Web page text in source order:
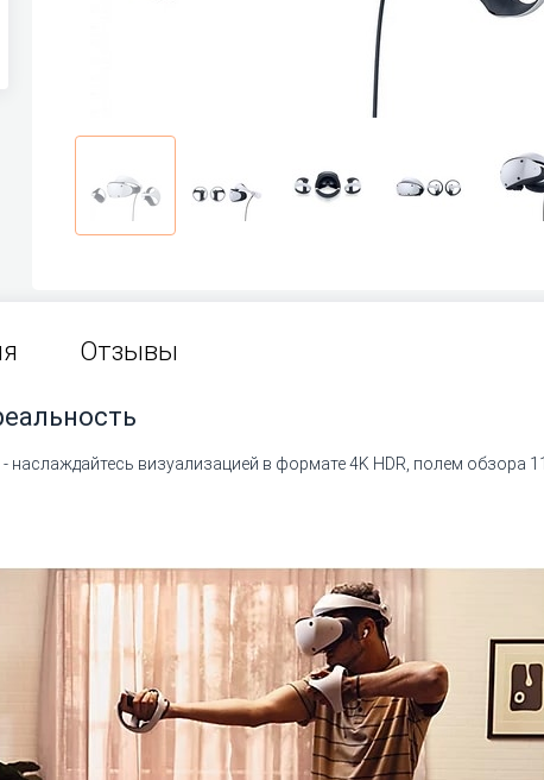
Отзывы
визуализацией в формате 4K HDR, полем обзора